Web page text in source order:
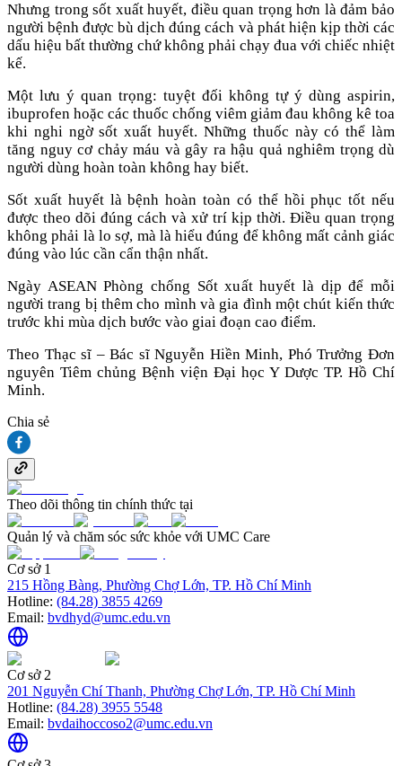
Nhưng trong sốt xuất huyết, điều quan trọng hơn là đảm bảo
người bệnh được bù dịch đúng cách và phát hiện kịp thời các
dấu hiệu bất thường chứ không phải chạy đua với chiếc nhiệt
kế.
Một lưu ý quan trọng: tuyệt đối không tự ý dùng aspirin,
ibuprofen hoặc các thuốc chống viêm giảm đau không kê toa
khi nghi ngờ sốt xuất huyết. Những thuốc này có thể làm
tăng nguy cơ chảy máu và gây ra hậu quả nghiêm trọng dù
người dùng hoàn toàn không hay biết.
Sốt xuất huyết là bệnh hoàn toàn có thể hồi phục tốt nếu
được theo dõi đúng cách và xử trí kịp thời. Điều quan trọng
không phải là lo sợ, mà là hiểu đúng để không mất cảnh giác
đúng vào lúc cần cẩn thận nhất.
Ngày ASEAN Phòng chống Sốt xuất huyết là dịp để mỗi
người trang bị thêm cho mình và gia đình một chút kiến thức
trước khi mùa dịch bước vào giai đoạn cao điểm.
Theo Thạc sĩ – Bác sĩ Nguyễn Hiền Minh, Phó Trưởng Đơn
nguyên Tiêm chủng Bệnh viện Đại học Y Dược TP. Hồ Chí
Minh.
Chia sẻ
Theo dõi thông tin chính thức tại
Quản lý và chăm sóc sức khỏe với UMC Care
Cơ sở 1
215 Hồng Bàng, Phường Chợ Lớn, TP. Hồ Chí Minh
Hotline: (84.28) 3855 4269
Email: bvdhyd@umc.edu.vn
Cơ sở 2
201 Nguyễn Chí Thanh, Phường Chợ Lớn, TP. Hồ Chí Minh
Hotline: (84.28) 3955 5548
Email: bvdaihoccoso2@umc.edu.vn